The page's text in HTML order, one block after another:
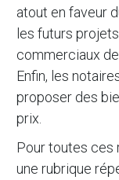
atout en faveur
les futurs
commerciaux de
Enfin, les
proposer des
prix.
Pour toutes ces
une rubrique